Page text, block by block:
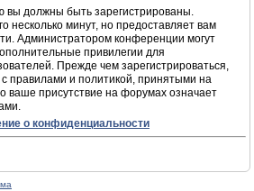
вы должны быть зарегистрированы.
несколько минут, но предоставляет вам
Администратором конференции могут
привилегии для
Прежде чем зарегистрироваться,
правилами и политикой, принятыми на
ваше присутствие на форумах означает
о конфиденциальности